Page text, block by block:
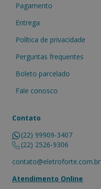
Pagamento
Entrega
Política de privacidade
Perguntas frequentes
Boleto parcelado
Fale conosco
Contato
(22) 99909-3407
(22) 2526-9306
contato@eletroforte.com.br
Atendimento Online